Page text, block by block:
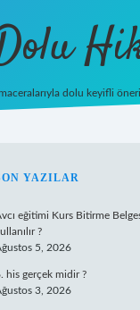
dolu keyifli
YAZILAR
eğitimi Kurs Bitirme
?
5, 2026
his gerçek midir ?
3, 2026